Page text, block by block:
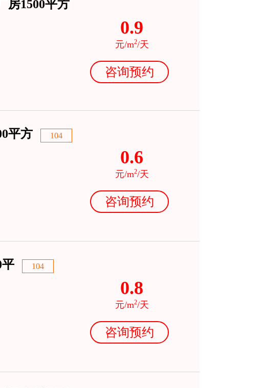
房1500平方
0.9
元/m2/天
咨询预约
平方
104
0.6
元/m2/天
咨询预约
104
0.8
元/m2/天
咨询预约